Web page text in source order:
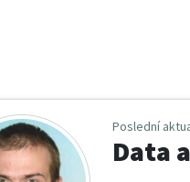
Poslední
Data